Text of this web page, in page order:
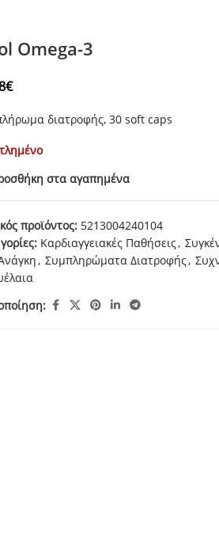
Omega-3
€
διατροφής, 30 soft caps
στα αγαπημένα
προϊόντος: 5213004240104
Καρδιαγγειακές Παθήσεις,
, Συμπληρώματα Διατροφής,